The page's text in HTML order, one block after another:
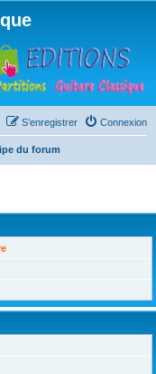
Connexion
S’enregistrer
du forum